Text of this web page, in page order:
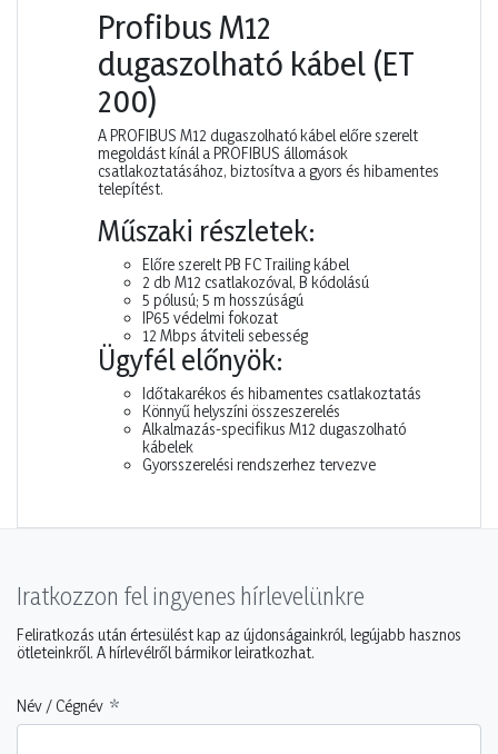
Profibus M12
dugaszolható kábel (ET
200)
A PROFIBUS M12 dugaszolható kábel előre szerelt
megoldást kínál a PROFIBUS állomások
csatlakoztatásához, biztosítva a gyors és hibamentes
telepítést.
Műszaki részletek:
Előre szerelt PB FC Trailing kábel
2 db M12 csatlakozóval, B kódolású
5 pólusú; 5 m hosszúságú
IP65 védelmi fokozat
12 Mbps átviteli sebesség
Ügyfél előnyök:
Időtakarékos és hibamentes csatlakoztatás
Könnyű helyszíni összeszerelés
Alkalmazás-specifikus M12 dugaszolható
kábelek
Gyorsszerelési rendszerhez tervezve
Iratkozzon fel ingyenes hírlevelünkre
Feliratkozás után értesülést kap az újdonságainkról, legújabb hasznos
ötleteinkről. A hírlevélről bármikor leiratkozhat.
Név / Cégnév